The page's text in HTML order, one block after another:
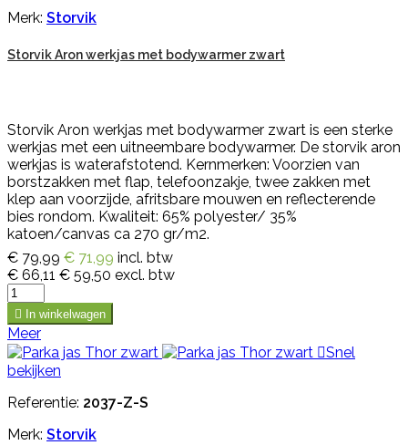
Merk: Storvik
Storvik Aron werkjas met bodywarmer zwart
Storvik Aron werkjas met bodywarmer zwart is een sterke
werkjas met een uitneembare bodywarmer. De storvik aron
werkjas is waterafstotend. Kernmerken: Voorzien van
borstzakken met flap, telefoonzakje, twee zakken met
klep aan voorzijde, afritsbare mouwen en reflecterende
bies rondom. Kwaliteit: 65% polyester/ 35%
katoen/canvas ca 270 gr/m2.
€ 79,99 € 71,99 incl. btw
€ 66,11 € 59,50 excl. btw
 In winkelwagen
Meer
Snel
bekijken
Referentie: 2037-Z-S
Merk: Storvik